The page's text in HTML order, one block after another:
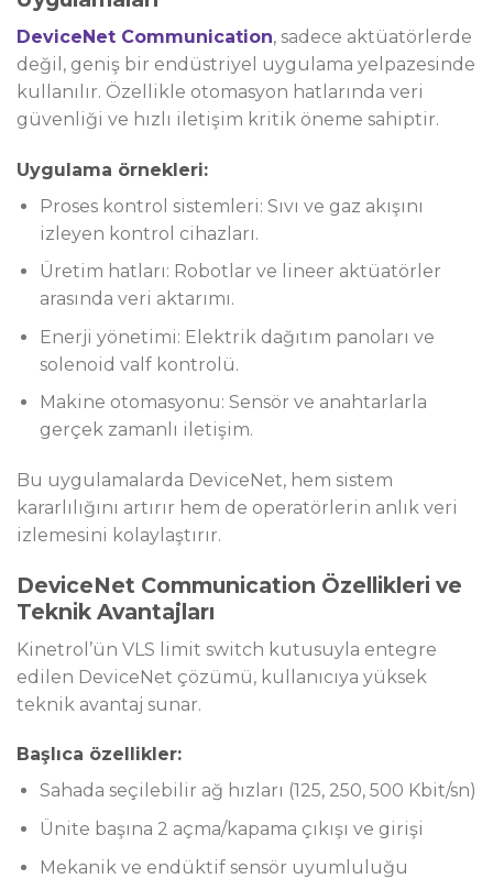
DeviceNet Communication, sadece aktüatörlerde
değil, geniş bir endüstriyel uygulama yelpazesinde
kullanılır. Özellikle otomasyon hatlarında veri
güvenliği ve hızlı iletişim kritik öneme sahiptir.
Uygulama örnekleri:
Proses kontrol sistemleri: Sıvı ve gaz akışını
izleyen kontrol cihazları.
Üretim hatları: Robotlar ve lineer aktüatörler
arasında veri aktarımı.
Enerji yönetimi: Elektrik dağıtım panoları ve
solenoid valf kontrolü.
Makine otomasyonu: Sensör ve anahtarlarla
gerçek zamanlı iletişim.
Bu uygulamalarda DeviceNet, hem sistem
kararlılığını artırır hem de operatörlerin anlık veri
izlemesini kolaylaştırır.
DeviceNet Communication Özellikleri ve
Teknik Avantajları
Kinetrol’ün VLS limit switch kutusuyla entegre
edilen DeviceNet çözümü, kullanıcıya yüksek
teknik avantaj sunar.
Başlıca özellikler:
Sahada seçilebilir ağ hızları (125, 250, 500 Kbit/sn)
Ünite başına 2 açma/kapama çıkışı ve girişi
Mekanik ve endüktif sensör uyumluluğu